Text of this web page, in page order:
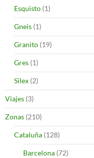
Esquisto (1)
Gneis (1)
Granito (19)
Gres (1)
Silex (2)
Viajes (3)
Zonas (210)
Cataluña (128)
Barcelona (72)